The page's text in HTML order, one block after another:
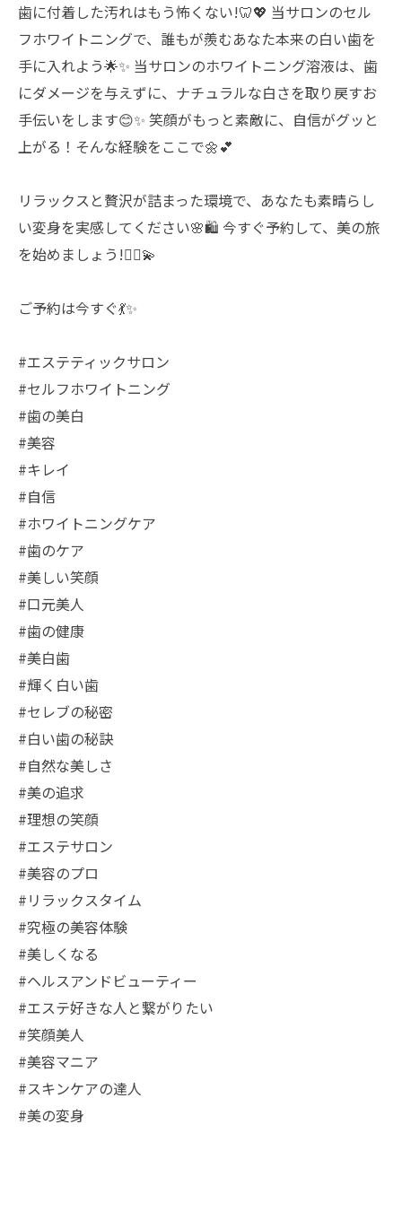
歯に付着した汚れはもう怖くない!🦷💖 当サロンのセル
フホワイトニングで、誰もが羨むあなた本来の白い歯を
手に入れよう🌟✨ 当サロンのホワイトニング溶液は、歯
にダメージを与えずに、ナチュラルな白さを取り戻すお
手伝いをします😊✨ 笑顔がもっと素敵に、自信がグッと
上がる！そんな経験をここで🌼💕
リラックスと贅沢が詰まった環境で、あなたも素晴らし
い変身を実感してください🌸🛍 今すぐ予約して、美の旅
を始めましょう!💆‍♀️💫
ご予約は今すぐ💃✨
#エステティックサロン
#セルフホワイトニング
#歯の美白
#美容
#キレイ
#自信
#ホワイトニングケア
#歯のケア
#美しい笑顔
#口元美人
#歯の健康
#美白歯
#輝く白い歯
#セレブの秘密
#白い歯の秘訣
#自然な美しさ
#美の追求
#理想の笑顔
#エステサロン
#美容のプロ
#リラックスタイム
#究極の美容体験
#美しくなる
#ヘルスアンドビューティー
#エステ好きな人と繋がりたい
#笑顔美人
#美容マニア
#スキンケアの達人
#美の変身